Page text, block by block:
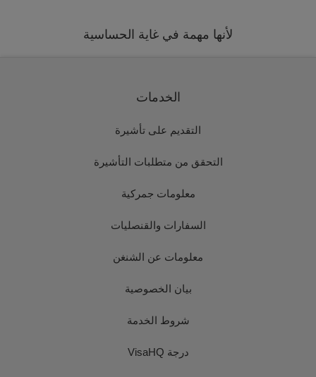
لأنها مهمة في غاية الحساسية
الخدمات
التقديم على تأشيرة
التحقق من متطلبات التأشيرة
معلومات جمركية
السفارات والقنصليات
معلومات عن الشنغن
بيان الخصوصية
شروط الخدمة
درجة VisaHQ